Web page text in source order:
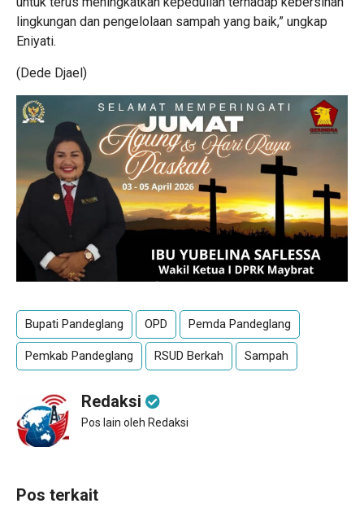
lingkungan dan pengelolaan sampah yang baik,” ungkap
Eniyati.
(Dede Djael)
Bupati Pandeglang OPD Pemda Pandeglang
Pemkab Pandeglang RSUD Berkah Sampah
Redaksi
Pos lain oleh Redaksi
Pos terkait